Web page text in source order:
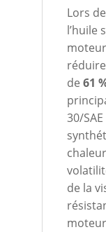
Lors
l’huile
de 61
30/
de la